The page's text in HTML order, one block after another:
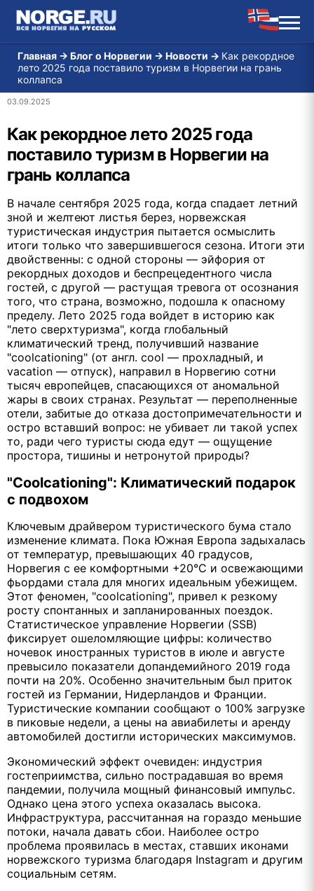
Главная → Блог о Норвегии → Новости → Как рекордное
лето 2025 года поставило туризм в Норвегии на грань
коллапса
03.09.2025
Как рекордное лето 2025 года
поставило туризм в Норвегии на
грань коллапса
В начале сентября 2025 года, когда спадает летний
зной и желтеют листья берез, норвежская
туристическая индустрия пытается осмыслить
итоги только что завершившегося сезона. Итоги эти
двойственны: с одной стороны — эйфория от
рекордных доходов и беспрецедентного числа
гостей, с другой — растущая тревога от осознания
того, что страна, возможно, подошла к опасному
пределу. Лето 2025 года войдет в историю как
"лето сверхтуризма", когда глобальный
климатический тренд, получивший название
"coolcationing" (от англ. cool — прохладный, и
vacation — отпуск), направил в Норвегию сотни
тысяч европейцев, спасающихся от аномальной
жары в своих странах. Результат — переполненные
отели, забитые до отказа достопримечательности и
остро вставший вопрос: не убивает ли такой успех
то, ради чего туристы сюда едут — ощущение
простора, тишины и нетронутой природы?
"Coolcationing": Климатический подарок
с подвохом
Ключевым драйвером туристического бума стало
изменение климата. Пока Южная Европа задыхалась
от температур, превышающих 40 градусов,
Норвегия с ее комфортными +20°C и освежающими
фьордами стала для многих идеальным убежищем.
Этот феномен, "coolcationing", привел к резкому
росту спонтанных и запланированных поездок.
Статистическое управление Норвегии (SSB)
фиксирует ошеломляющие цифры: количество
ночевок иностранных туристов в июле и августе
превысило показатели допандемийного 2019 года
почти на 20%. Особенно значительным был приток
гостей из Германии, Нидерландов и Франции.
Туристические компании сообщают о 100% загрузке
в пиковые недели, а цены на авиабилеты и аренду
автомобилей достигли исторических максимумов.
Экономический эффект очевиден: индустрия
гостеприимства, сильно пострадавшая во время
пандемии, получила мощный финансовый импульс.
Однако цена этого успеха оказалась высока.
Инфраструктура, рассчитанная на гораздо меньшие
потоки, начала давать сбои. Наиболее остро
проблема проявилась в местах, ставших иконами
норвежского туризма благодаря Instagram и другим
социальным сетям.